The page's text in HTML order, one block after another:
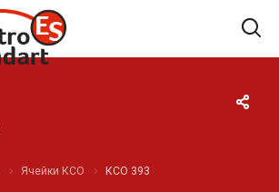
Ячейки КСО КСО 393